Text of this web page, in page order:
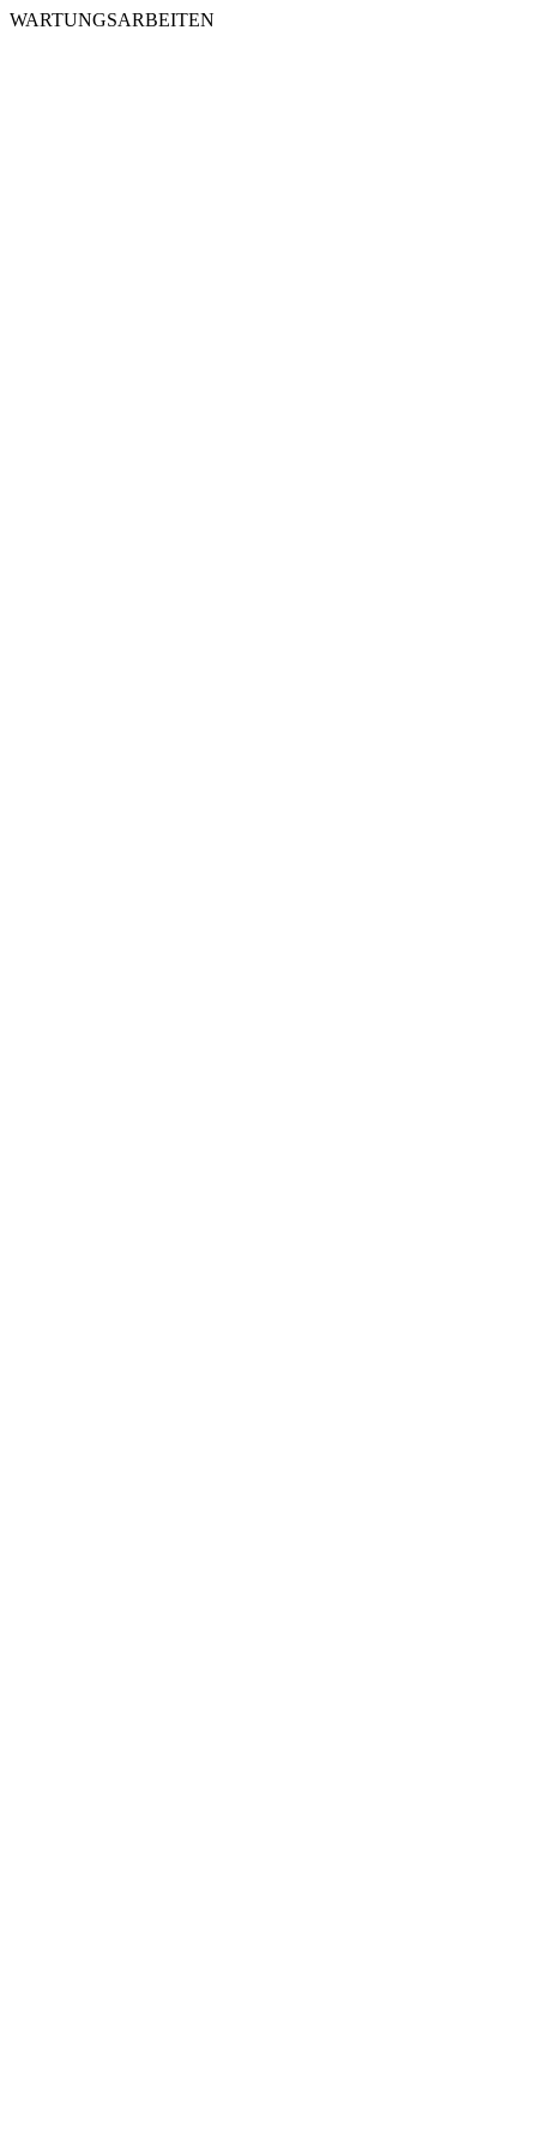
WARTUNGSARBEITEN